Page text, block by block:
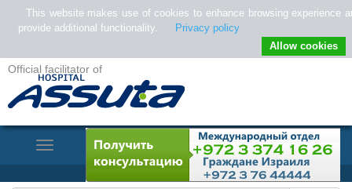
Official facilitator of
Toggle
Navigation
This website makes use of cookies to enhance browsing experience
provide additional functionality.
Privacy policy
Allow cookies